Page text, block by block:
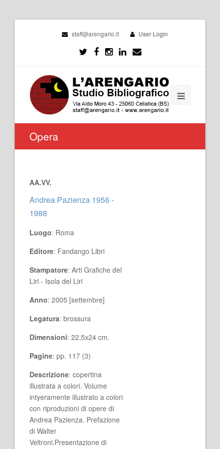
staff@arengario.it User Login
Opera
AA.VV.
Andrea Pazienza 1956 -
1988
Luogo: Roma
Editore: Fandango Libri
Stampatore: Arti Grafiche del
Liri - Isola del Liri
Anno: 2005 [settembre]
Legatura: brossura
Dimensioni: 22,5x24 cm.
Pagine: pp. 117 (3)
Descrizione: copertina
illustrata a colori. Volume
intyeramente illustrato a colori
con riproduzioni di opere di
Andrea Pazienza. Prefazione
di Walter
Veltroni.Presentazione di